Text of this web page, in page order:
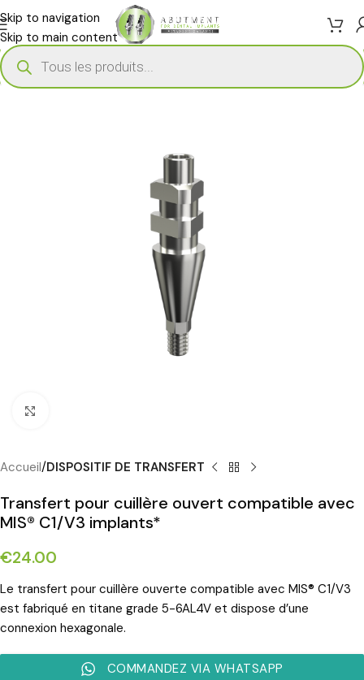
Skip to navigation
Skip to main content
Accueil DISPOSITIF DE TRANSFERT
Transfert pour cuillère ouvert compatible avec
MIS® C1/V3 implants*
€24.00
Le transfert pour cuillère ouverte compatible avec MIS® C1/V3
est fabriqué en titane grade 5-6AL4V et dispose d’une
connexion hexagonale.
COMMANDEZ VIA WHATSAPP